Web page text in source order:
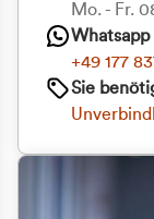
Mo. - Fr.
Whatsapp
+49 177
Sie